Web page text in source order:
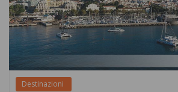
Destinazioni